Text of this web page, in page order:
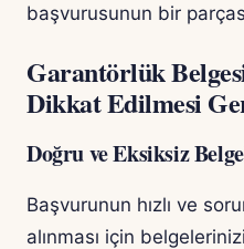
başvurusunun bir
Garantörlük
Dikkat Edilmesi
Doğru ve Eksiksiz
Başvurunun hızlı ve
alınması için